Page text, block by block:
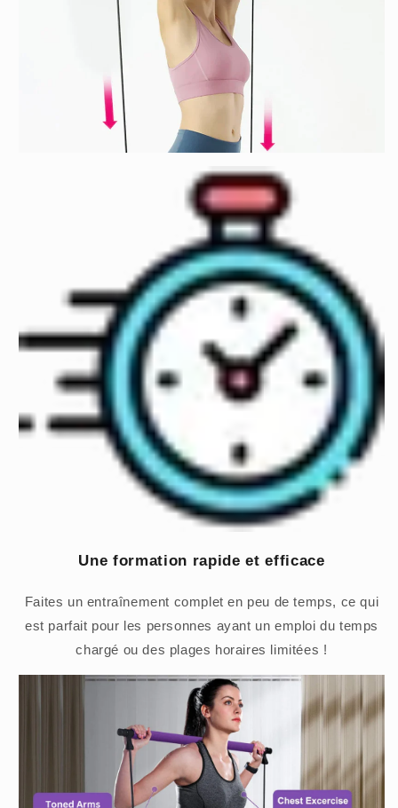
Une formation rapide et efficace
Faites un entraînement complet en peu de temps, ce qui
est parfait pour les personnes ayant un emploi du temps
chargé ou des plages horaires limitées !